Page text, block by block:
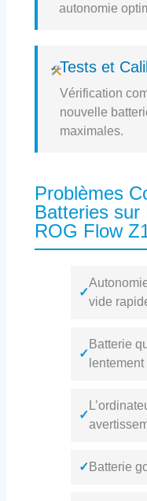
autonomie
Tests et
Vérification
nouvelle
maximales.
Problèmes
Batteries sur
ROG Flow
✓
vide
✓
Batterie
lentement
✓
✓ Batterie